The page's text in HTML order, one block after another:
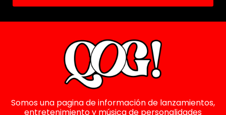
Somos una pagina de información de lanzamientos,
entretenimiento y música de personalidades